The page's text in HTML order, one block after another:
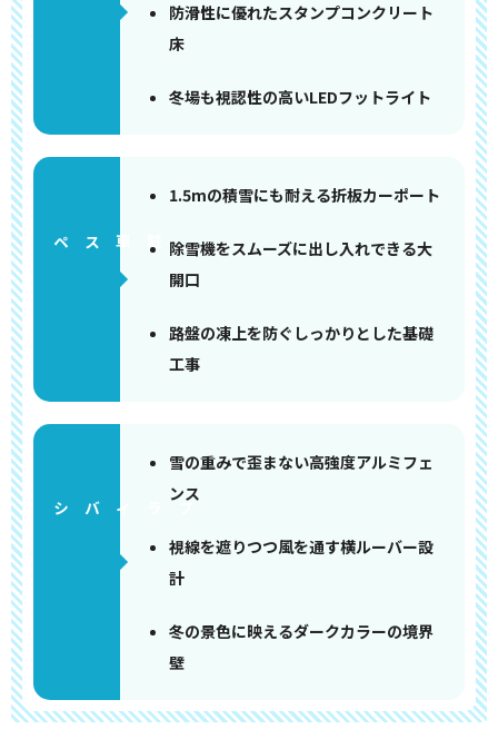
防滑性に優れたスタンプコンクリート
床
冬場も視認性の高いLEDフットライト
1.5mの積雪にも耐える折板カーポート
除雪機をスムーズに出し入れできる大
開口
路盤の凍上を防ぐしっかりとした基礎
工事
雪の重みで歪まない高強度アルミフェ
ンス
視線を遮りつつ風を通す横ルーバー設
計
冬の景色に映えるダークカラーの境界
壁